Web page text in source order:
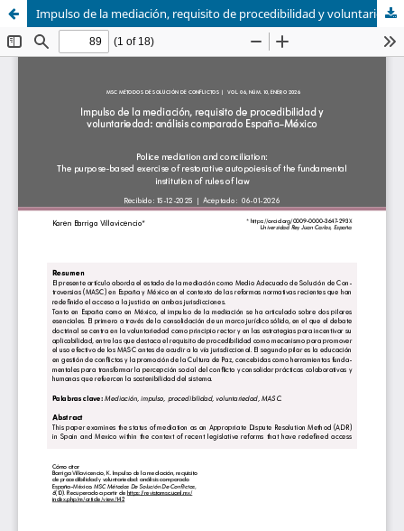
Impulso de la mediación, requisito de procedibilidad y voluntariedad